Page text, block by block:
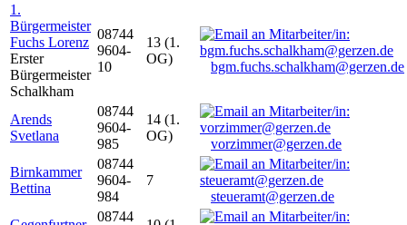
1.
Bürgermeister
Fuchs Lorenz
Erster
Bürgermeister
Schalkham
08744
9604-
10
13 (1.
OG)
bgm.fuchs.schalkham@gerzen.de
Arends
Svetlana
08744
9604-
985
14 (1.
OG)
vorzimmer@gerzen.de
Birnkammer
Bettina
08744
9604-
984
7
steueramt@gerzen.de
08744